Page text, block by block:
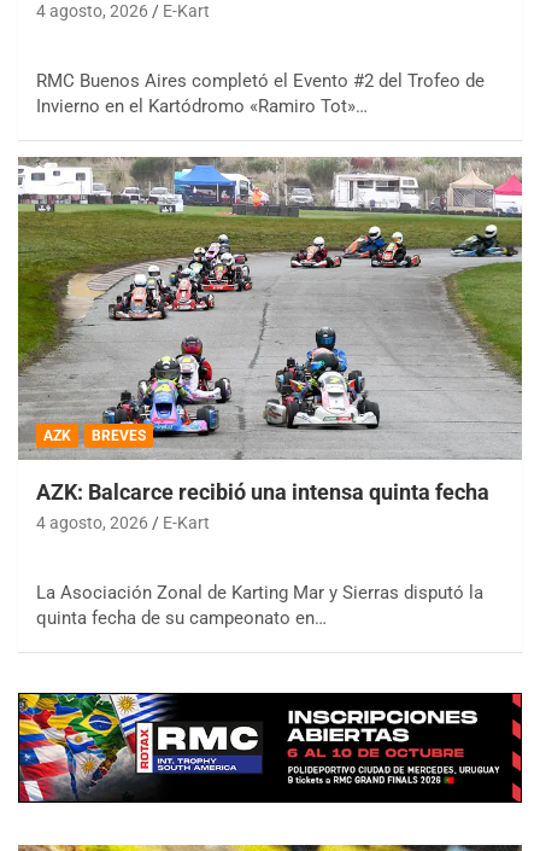
4 agosto, 2026 E-Kart
RMC Buenos Aires completó el Evento #2 del Trofeo de
Invierno en el Kartódromo «Ramiro Tot»…
AZK BREVES
AZK: Balcarce recibió una intensa quinta fecha
4 agosto, 2026 E-Kart
La Asociación Zonal de Karting Mar y Sierras disputó la
quinta fecha de su campeonato en…